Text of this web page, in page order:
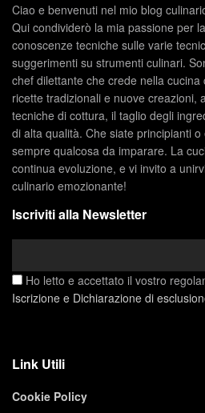
Ciao e benvenuti nel mio blog
Qui condividerò la mia passione per
conoscenze tecniche sulle varie
suggerimenti su strumenti culinari.
chef dilettante che crede nella
ricette tradizionali e nuove creazioni,
tecniche di cottura, il taglio degli
di alta qualità. Che siate principianti
sempre qualcosa da imparare. La
continua evoluzione, e vi invito a
culinario emozionante!
Iscriviti alla Newsletter
Ho letto e accettato il vostro
Iscrizione e Dichiarazione di
Link Utili
Cookie Policy